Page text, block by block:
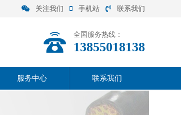
关注我们 手机站 联系我们
全国服务热线：
13855018138
服务中心 联系我们
联系方式